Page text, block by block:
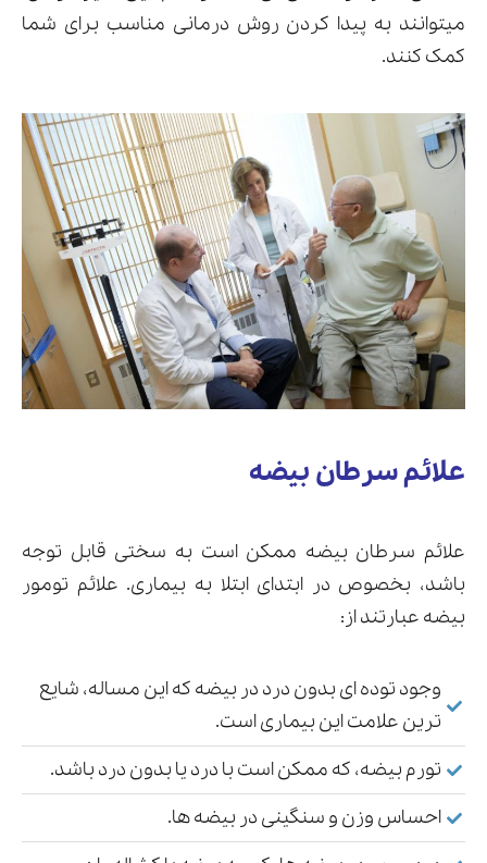
میتوانند به پیدا کردن روش درمانی مناسب برای شما
کمک کنند.
علائم سرطان بیضه
علائم سرطان بیضه ممکن است به سختی قابل توجه
باشد، بخصوص در ابتدای ابتلا به بیماری. علائم تومور
بیضه عبارتند از:
وجود توده ای بدون درد در بیضه که این مساله، شایع
ترین علامت این بیماری است.
تورم بیضه، که ممکن است با درد یا بدون درد باشد.
احساس وزن و سنگینی در بیضه ها.